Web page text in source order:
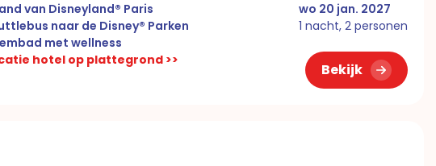
van Disneyland® Paris
naar de Disney® Parken
met wellness
wo 20 jan. 2027
1 nacht, 2 personen
hotel op plattegrond >>
Bekijk